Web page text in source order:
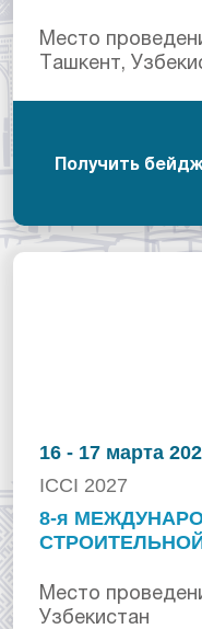
Место
Ташкент,
Получить
16 - 17 марта
ICCI 2027
8-я
СТРОИТЕЛЬНОЙ
Место
Узбекистан